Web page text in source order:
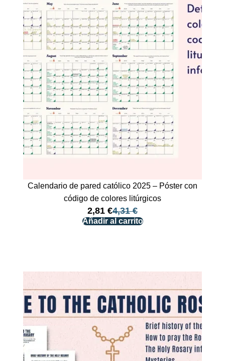
Calendario de pared católico 2025 – Póster con
código de colores litúrgicos
4,31€
2,81 €
Añadir al carrito